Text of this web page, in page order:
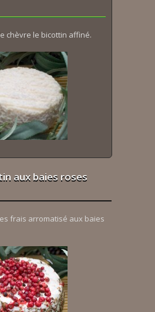
chèvre le bicottin affiné.
aux baies roses
frais arromatisé aux baies